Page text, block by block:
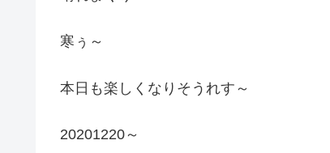
寒ぅ～
本日も楽しくなりそうれす～
20201220～